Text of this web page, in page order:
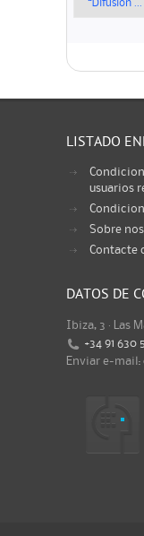
“Difusión ...
LISTADO
usuarios
Sobre
Contacte
DATOS DE
Ibiza, 3 · Las
+34 91 630
Enviar e-mail: